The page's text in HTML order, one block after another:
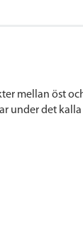
mellan öst
under det